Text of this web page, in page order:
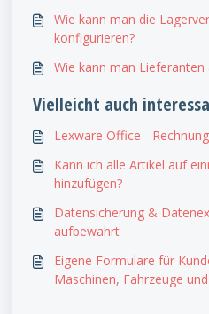
Wie kann man die
konfigurieren?
Wie kann man
Vielleicht auch
Lexware Office -
Kann ich alle Artikel auf
hinzufügen?
Datensicherung &
aufbewahrt
Eigene Formulare für
Maschinen, Fahrzeuge